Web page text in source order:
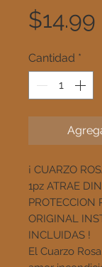
$14.99
Cantidad *
¡ CUARZO
1pz ATRAE
PROTECCION
ORIGINAL
INCLUIDAS !
El Cuarzo